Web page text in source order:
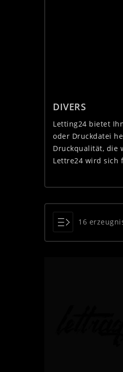
DIVERS
Letting24 bietet
oder Druckdatei
Druckqualität, die
Lettre24 wird sich
16